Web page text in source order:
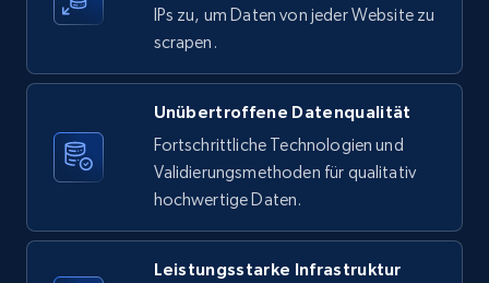
Etsy - Collects data from shop's URL
URL, Product id, Listing inventory id, Title, Rating,
Reviews count shop, Reviews count item, Initial
price, and more.
IPs zu, um Daten von jeder Website zu
scrapen.
Unübertroffene Datenqualität
Fortschrittliche Technologien und
Validierungsmethoden für qualitativ
hochwertige Daten.
Leistungsstarke Infrastruktur